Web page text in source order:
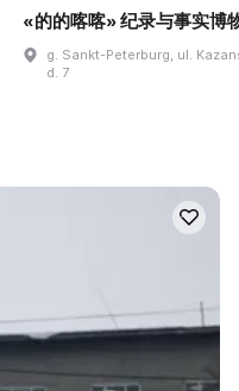
«的的喀喀» 纪录与事实博
g. Sankt-Peterburg, ul.
d. 7